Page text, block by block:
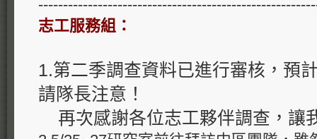
志工服務組：
1.第二季調查資料已進行審核，預
請隊長注意！
再次感謝各位志工夥伴調查，讓